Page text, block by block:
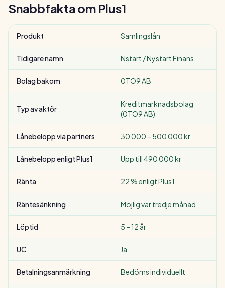
Snabbfakta om Plus1
Produkt Samlingslån
Tidigare namn Nstart / Nystart Finans
Bolag bakom 0TO9 AB
Typ av aktör
Kreditmarknadsbolag
(0TO9 AB)
Lånebelopp via partners 30 000 – 500 000 kr
Lånebelopp enligt Plus1 Upp till 490 000 kr
Ränta 22 % enligt Plus1
Räntesänkning Möjlig var tredje månad
Löptid 5 – 12 år
UC Ja
Betalningsanmärkning Bedöms individuellt